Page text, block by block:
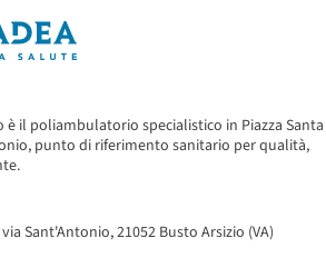
è il poliambulatorio specialistico in Piazza Santa
punto di riferimento sanitario per qualità,
Sant'Antonio, 21052 Busto Arsizio (VA)